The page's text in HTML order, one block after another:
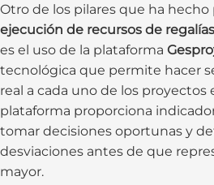
Otro de los pilares que ha
ejecución de recursos de
es el uso de la plataforma
tecnológica que permite hacer
real a cada uno de los proyectos
plataforma proporciona
tomar decisiones oportunas y
desviaciones antes de que
mayor.